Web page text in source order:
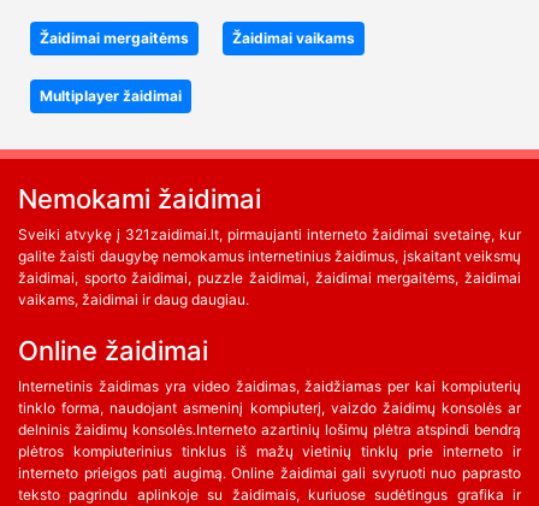
Žaidimai mergaitėms Žaidimai vaikams
Multiplayer žaidimai
Nemokami žaidimai
Sveiki atvykę į 321zaidimai.lt, pirmaujanti interneto žaidimai svetainę, kur
galite žaisti daugybę nemokamus internetinius žaidimus, įskaitant veiksmų
žaidimai, sporto žaidimai, puzzle žaidimai, žaidimai mergaitėms, žaidimai
vaikams, žaidimai ir daug daugiau.
Online žaidimai
Internetinis žaidimas yra video žaidimas, žaidžiamas per kai kompiuterių
tinklo forma, naudojant asmeninį kompiuterį, vaizdo žaidimų konsolės ar
delninis žaidimų konsolės.Interneto azartinių lošimų plėtra atspindi bendrą
plėtros kompiuterinius tinklus iš mažų vietinių tinklų prie interneto ir
interneto prieigos pati augimą. Online žaidimai gali svyruoti nuo paprasto
teksto pagrindu aplinkoje su žaidimais, kuriuose sudėtingus grafika ir